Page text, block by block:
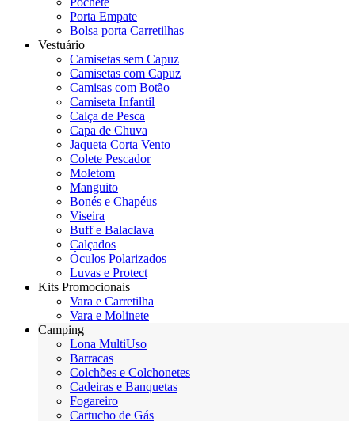
Porta Empate
Bolsa porta Carretilhas
Vestuário
Camisetas sem Capuz
Camisetas com Capuz
Camisas com Botão
Camiseta Infantil
Calça de Pesca
Capa de Chuva
Jaqueta Corta Vento
Colete Pescador
Moletom
Manguito
Bonés e Chapéus
Viseira
Buff e Balaclava
Calçados
Óculos Polarizados
Luvas e Protect
Kits Promocionais
Vara e Carretilha
Vara e Molinete
Camping
Lona MultiUso
Barracas
Colchões e Colchonetes
Cadeiras e Banquetas
Fogareiro
Cartucho de Gás